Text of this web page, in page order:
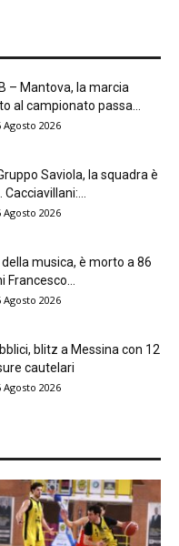
– Mantova, la marcia
al campionato passa...
Agosto 2026
Saviola, la squadra è
Agosto 2026
musica, è morto a 86
Francesco...
Agosto 2026
blitz a Messina con 12
cautelari
Agosto 2026